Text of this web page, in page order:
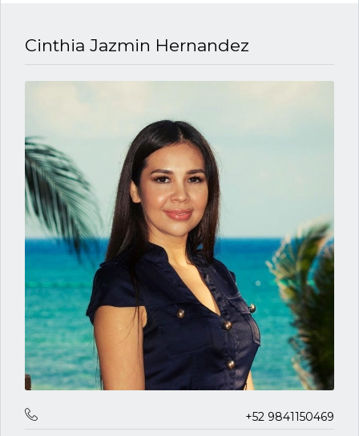
Cinthia Jazmin Hernandez
+52 9841150469